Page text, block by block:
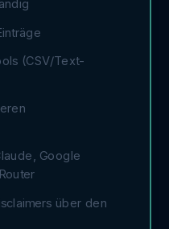
(CSV/Text-
Google
über den